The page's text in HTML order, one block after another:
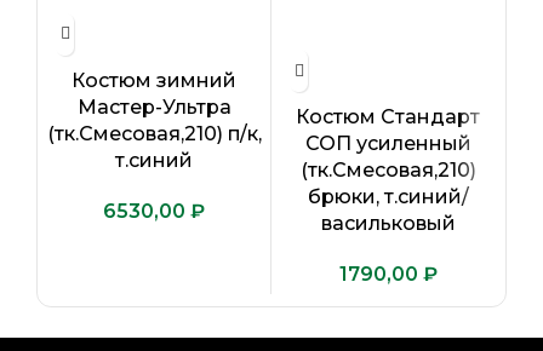
Костюм зимний
Мастер-Ультра
(тк.Смесовая,210) п/к,
т.синий
₽
Костюм Стандарт
СОП усиленный
(тк.Смесовая,210)
брюки, т.синий/
васильковый
₽